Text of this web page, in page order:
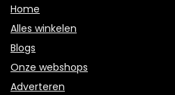
Home
Alles winkelen
Blogs
Onze webshops
Adverteren